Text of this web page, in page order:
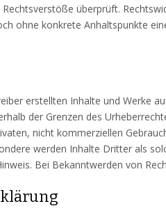
überprüft.
ohne konkrete Anhaltspunkte
erstellten Inhalte und Werke
der Grenzen des
nicht kommerziellen
werden Inhalte Dritter als
Bei Bekanntwerden von